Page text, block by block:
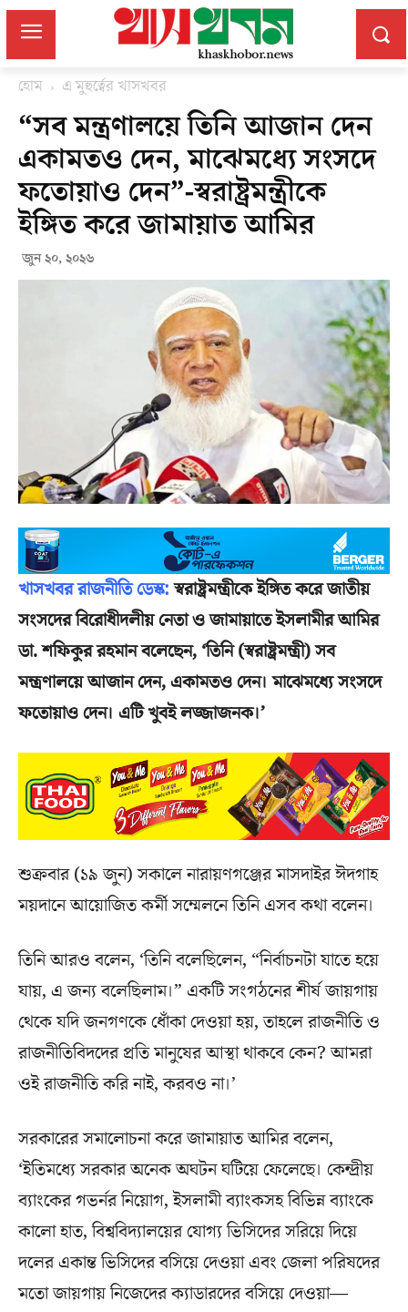
হোম এ মুহুর্ত্বের খাসখবর
“সব মন্ত্রণালয়ে তিনি আজান দেন
একামতও দেন, মাঝেমধ্যে সংসদে
ফতোয়াও দেন”-স্বরাষ্ট্রমন্ত্রীকে
ইঙ্গিত করে জামায়াত আমির
জুন ২০, ২০২৬
খাসখবর রাজনীতি ডেস্ক:স্বরাষ্ট্রমন্ত্রীকে ইঙ্গিত করে জাতীয়
সংসদের বিরোধীদলীয় নেতা ও জামায়াতে ইসলামীর আমির
ডা. শফিকুর রহমান বলেছেন, ‘তিনি (স্বরাষ্ট্রমন্ত্রী) সব
মন্ত্রণালয়ে আজান দেন, একামতও দেন। মাঝেমধ্যে সংসদে
ফতোয়াও দেন। এটি খুবই লজ্জাজনক।’
শুক্রবার (১৯ জুন) সকালে নারায়ণগঞ্জের মাসদাইর ঈদগাহ
ময়দানে আয়োজিত কর্মী সম্মেলনে তিনি এসব কথা বলেন।
তিনি আরও বলেন, ‘তিনি বলেছিলেন, “নির্বাচনটা যাতে হয়ে
যায়, এ জন্য বলেছিলাম।” একটি সংগঠনের শীর্ষ জায়গায়
থেকে যদি জনগণকে ধোঁকা দেওয়া হয়, তাহলে রাজনীতি ও
রাজনীতিবিদদের প্রতি মানুষের আস্থা থাকবে কেন? আমরা
ওই রাজনীতি করি নাই, করবও না।’
সরকারের সমালোচনা করে জামায়াত আমির বলেন,
‘ইতিমধ্যে সরকার অনেক অঘটন ঘটিয়ে ফেলেছে। কেন্দ্রীয়
ব্যাংকের গভর্নর নিয়োগ, ইসলামী ব্যাংকসহ বিভিন্ন ব্যাংকে
কালো হাত, বিশ্ববিদ্যালয়ের যোগ্য ভিসিদের সরিয়ে দিয়ে
দলের একান্ত ভিসিদের বসিয়ে দেওয়া এবং জেলা পরিষদের
মতো জায়গায় নিজেদের ক্যাডারদের বসিয়ে দেওয়া—